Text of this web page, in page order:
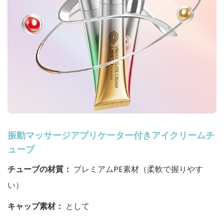
振動マッサージアプリケーター付きアイクリームチ
ューブ
チューブの材質： プレミアムPE素材（柔軟で握りやす
い）
キャップ素材： として